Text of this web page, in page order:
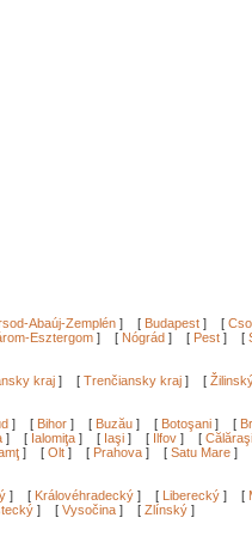
Abaúj-Zemplén ] [ Budapest ] [
Esztergom ] [ Nógrád ] [ Pest ] [
kraj ] [ Trenčiansky kraj ] [
] [ Bihor ] [ Buzău ] [ Botoşani ] [
] [ Ialomiţa ] [ Iaşi ] [ Ilfov ] [
] [ Olt ] [ Prahova ] [ Satu Mare ]
] [ Královéhradecký ] [ Liberecký ] [
] [ Vysočina ] [ Zlínský ]